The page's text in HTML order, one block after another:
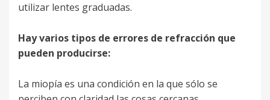
utilizar lentes graduadas.
Hay varios tipos de errores de refracción que
pueden producirse:
La miopía es una condición en la que sólo se